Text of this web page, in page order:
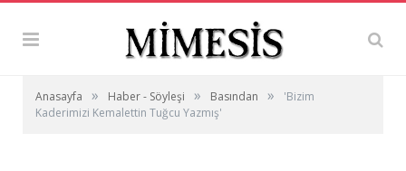
Anasayfa » Haber - Söyleşi » Basından »
'Bizim
Kaderimizi Kemalettin Tuğcu Yazmış'